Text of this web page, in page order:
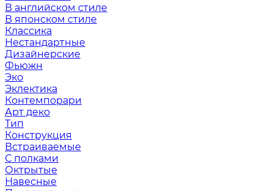
В английском стиле
В японском стиле
Классика
Нестандартные
Дизайнерские
Фьюжн
Эко
Эклектика
Контемпорари
Арт деко
Тип
Конструкция
Встраиваемые
С полками
Октрытые
Навесные